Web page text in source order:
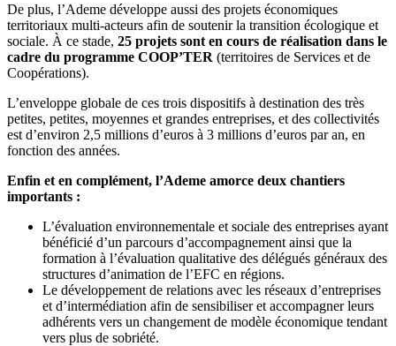
De plus, l’Ademe développe aussi des projets économiques
territoriaux multi-acteurs afin de soutenir la transition écologique et
sociale. À ce stade, 25 projets sont en cours de réalisation dans le
cadre du programme COOP’TER (territoires de Services et de
Coopérations).
L’enveloppe globale de ces trois dispositifs à destination des très
petites, petites, moyennes et grandes entreprises, et des collectivités
est d’environ 2,5 millions d’euros à 3 millions d’euros par an, en
fonction des années.
Enfin et en complément, l’Ademe amorce deux chantiers
importants :
L’évaluation environnementale et sociale des entreprises ayant
bénéficié d’un parcours d’accompagnement ainsi que la
formation à l’évaluation qualitative des délégués généraux des
structures d’animation de l’EFC en régions.
Le développement de relations avec les réseaux d’entreprises
et d’intermédiation afin de sensibiliser et accompagner leurs
adhérents vers un changement de modèle économique tendant
vers plus de sobriété.